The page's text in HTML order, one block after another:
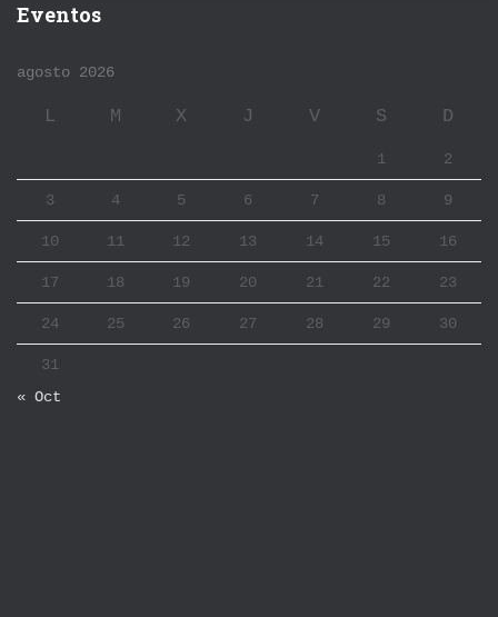
Eventos
agosto 2026
L M X J V S D
1 2
3 4 5 6 7 8 9
10 11 12 13 14 15 16
17 18 19 20 21 22 23
24 25 26 27 28 29 30
31
« Oct